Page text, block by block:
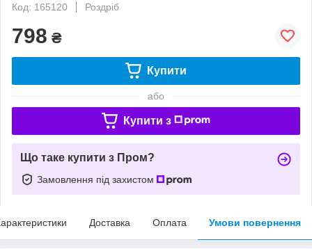
Код: 165120
Роздріб
798 ₴
Купити
або
Купити з
Що таке купити з Пром?
Замовлення під захистом
Доставка Оплата Умови повернення